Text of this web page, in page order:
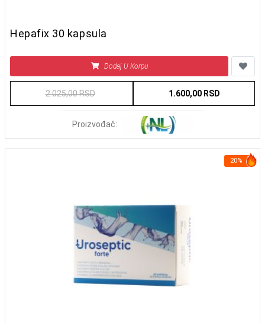
Hepafix 30 kapsula
Dodaj U Korpu
2.025,00 RSD 1.600,00 RSD
Proizvođač:
20%